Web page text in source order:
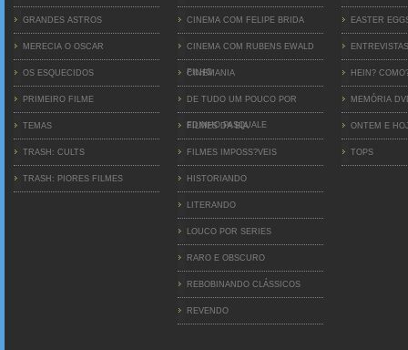
GRANDES ASTROS
MERECIA O OSCAR
OS ESQUECIDOS
PRIMEIRO FILME
TEMAS
TRASH: CULTS
TRASH: PIORES FILMES
CINEMA COM FELIPE BRIDA
CINEMA COM RUBENS EWALD
FILHO
CINEMANIA
DE TUDO UM POUCO POR
EDINHO PASQUALE
FILMES DA BIA
FILMES IMPOSS?VEIS
HISTORIANDO
LITERANDO
LOUCO POR SERIES
RARO E OBSCURO
REBOBINANDO CLÁSSICOS
REVENDO
EASTER
ENTREVISTAS
HEIN?
MEMÓRIA
ONTEM E
TOPS